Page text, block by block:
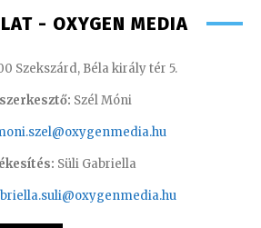
- OXYGEN MEDIA
Szekszárd, Béla király tér 5.
Szél Móni
Süli Gabriella